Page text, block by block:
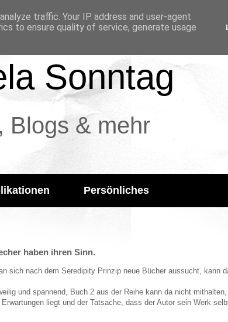
Sonntag
Blogs & mehr
Persönliches
haben ihren Sinn.
sich nach dem Seredipity Prinzip neue Bücher aussucht, kann
und spannend, Buch 2 aus der Reihe kann da nicht mithalten,
liegt und der Tatsache, dass der Autor sein Werk
traffic. Your IP address and user-agent
to ensure quality of service, generate usage